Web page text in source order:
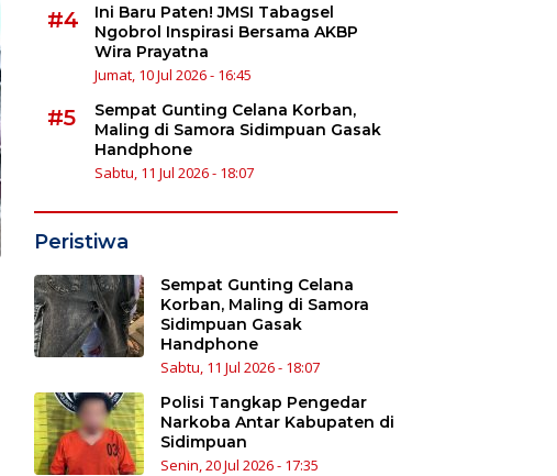
#4
Ini Baru Paten! JMSI Tabagsel
Ngobrol Inspirasi Bersama AKBP
Wira Prayatna
Jumat, 10 Jul 2026 - 16:45
#5
Sempat Gunting Celana Korban,
Maling di Samora Sidimpuan Gasak
Handphone
Sabtu, 11 Jul 2026 - 18:07
Peristiwa
Sempat Gunting Celana
Korban, Maling di Samora
Sidimpuan Gasak
Handphone
Sabtu, 11 Jul 2026 - 18:07
Polisi Tangkap Pengedar
Narkoba Antar Kabupaten di
Sidimpuan
Senin, 20 Jul 2026 - 17:35